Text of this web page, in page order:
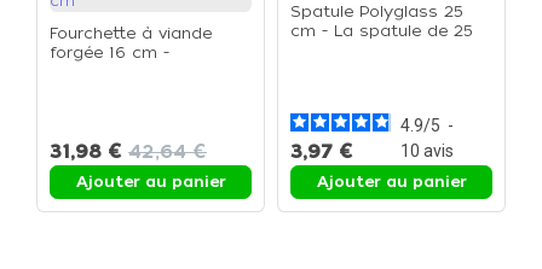
Fourchette à viande
forgée 16 cm -
31,98 € 42,64 €
Ajouter au panier
Spatule Polyglass 25
cm - La spatule de 25
4.9/5 -
10 avis
3,97 €
Ajouter au panier